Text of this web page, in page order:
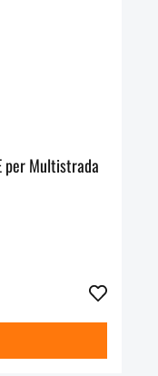
per Multistrada